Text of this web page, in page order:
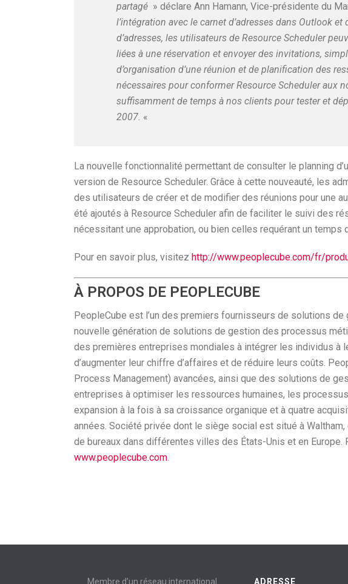
partagé » déclare Ann Hamann, Vice-présidente du
l’intégration avec le carnet d’adresses dans Outlook
d’adresses, les utilisateurs de Resource Scheduler
liées à une réservation et envoyer des invitations,
d’organisation d’une réunion et de planification des
nécessaires pour conformer Resource Scheduler aux
suffisamment de temps à nos clients pour tester et
2007. «
La nouvelle fonctionnalité permettant de consulter le planning
version de Resource Scheduler. Grâce à cette nouveauté, les
des utilisateurs de créer et de modifier des réunions pour une
été ajoutés à Resource Scheduler afin de faciliter le suivi des
nécessitant une approbation, ou bien celles requérant un temps
Pour en savoir plus, visitez http://www.peoplecube.com/fr/
À PROPOS DE PEOPLECUBE
PeopleCube est l’un des premiers fournisseurs de solutions
nouvelle génération de solutions de gestion des processus
des premières entreprises mondiales à intégrer les individus à
d’augmenter leur chiffre d’affaires et de réduire leurs coûts.
Process Management) avancées, ainsi que des solutions de
entreprises à optimiser les ressources humaines, les
expansion à la fois à sa croissance organique et à quatre
années. Société privée dont le siège social est situé à
de bureaux dans différentes villes des États-Unis et en
www.peoplecube.com.
Membre d’un réseau international ADRESSE